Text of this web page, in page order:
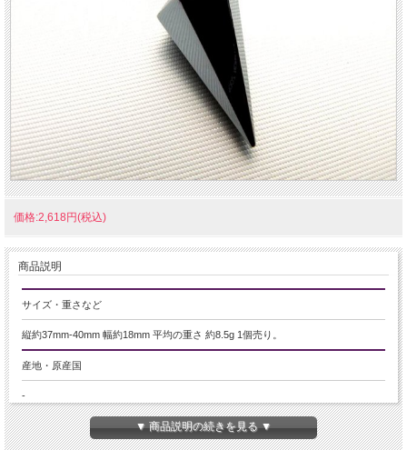
価格:2,618円(税込)
商品説明
サイズ・重さなど
縦約37mm-40mm 幅約18mm 平均の重さ 約8.5g 1個売り。
産地・原産国
-
グレードなど ▼ 商品説明の続きを見る ▼